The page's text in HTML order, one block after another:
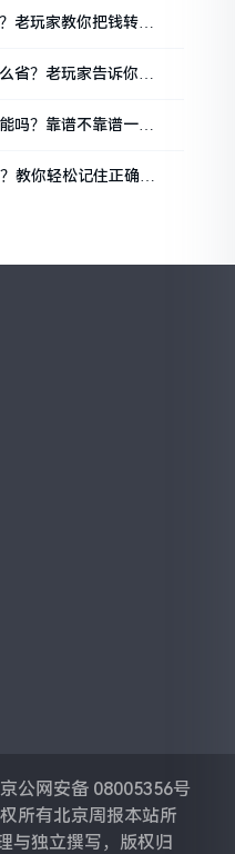
老玩家教你把钱转进
省？老玩家告诉你几
吗？靠谱不靠谱一文
教你轻松记住正确发
京公网安备 08005356号
所有北京周报本站所
与独立撰写，版权归